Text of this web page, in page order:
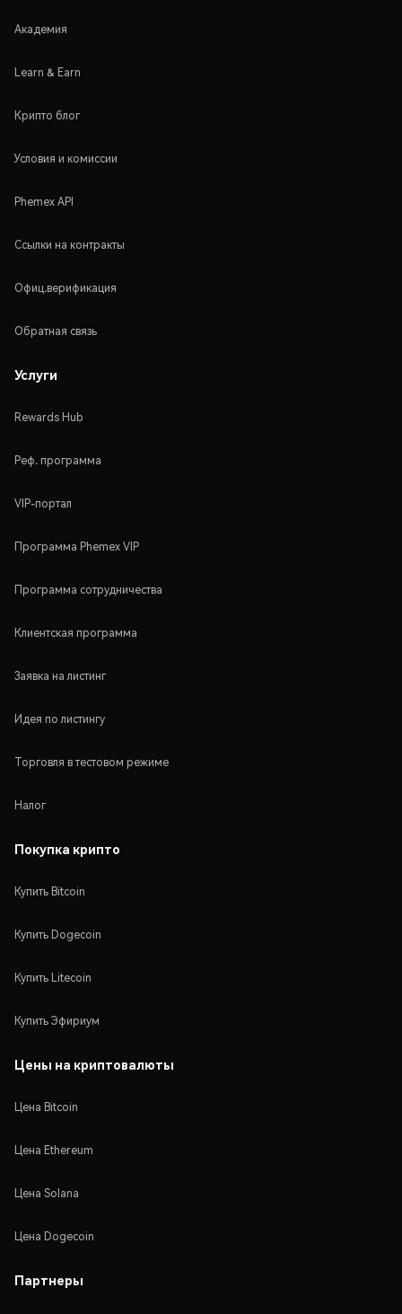
Академия
Learn & Earn
Крипто блог
Условия и комиссии
Phemex API
Ссылки на контракты
Офиц.верификация
Обратная связь
Услуги
Rewards Hub
Реф. программа
VIP-портал
Программа Phemex VIP
Программа сотрудничества
Клиентская программа
Заявка на листинг
Идея по листингу
Торговля в тестовом режиме
Налог
Покупка крипто
Купить Bitcoin
Купить Dogecoin
Купить Litecoin
Купить Эфириум
Цены на криптовалюты
Цена Bitcoin
Цена Ethereum
Цена Solana
Цена Dogecoin
Партнеры